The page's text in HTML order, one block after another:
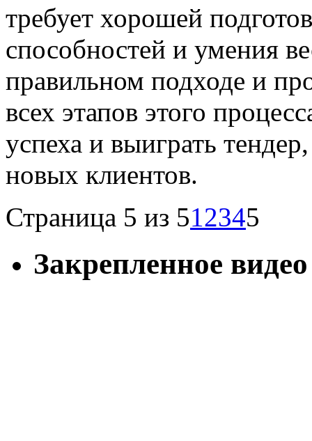
требует хорошей
способностей и умения
правильном подходе и
всех этапов этого
успеха и выиграть
новых клиентов.
Страница 5 из 512345
Закрепленное видео